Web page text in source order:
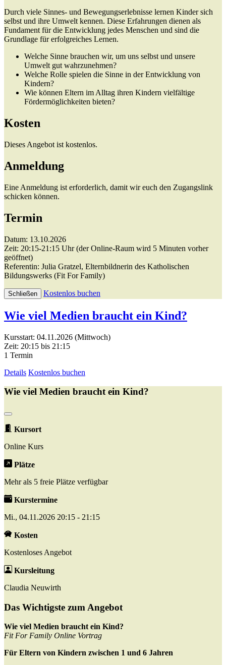
Durch viele Sinnes- und Bewegungserlebnisse lernen Kinder sich
selbst und ihre Umwelt kennen. Diese Erfahrungen dienen als
Fundament für die Entwicklung jedes Menschen und sind die
Grundlage für erfolgreiches Lernen.
Welche Sinne brauchen wir, um uns selbst und unsere
Umwelt gut wahrzunehmen?
Welche Rolle spielen die Sinne in der Entwicklung von
Kindern?
Wie können Eltern im Alltag ihren Kindern vielfältige
Fördermöglichkeiten bieten?
Kosten
Dieses Angebot ist kostenlos.
Anmeldung
Eine Anmeldung ist erforderlich, damit wir euch den Zugangslink
schicken können.
Termin
Datum: 13.10.2026
Zeit: 20:15-21:15 Uhr (der Online-Raum wird 5 Minuten vorher
geöffnet)
Referentin: Julia Gratzel, Elternbildnerin des Katholischen
Bildungswerks (Fit For Family)
Schließen Kostenlos buchen
Wie viel Medien braucht ein Kind?
Kursstart: 04.11.2026 (Mittwoch)
Zeit: 20:15 bis 21:15
1 Termin
Details Kostenlos buchen
Wie viel Medien braucht ein Kind?
Kursort
Online Kurs
Plätze
Mehr als 5 freie Plätze verfügbar
Kurstermine
Mi., 04.11.2026 20:15 - 21:15
Kosten
Kostenloses Angebot
Kursleitung
Claudia Neuwirth
Das Wichtigste zum Angebot
Wie viel Medien braucht ein Kind?
Fit For Family Online Vortrag
Für Eltern von Kindern zwischen 1 und 6 Jahren